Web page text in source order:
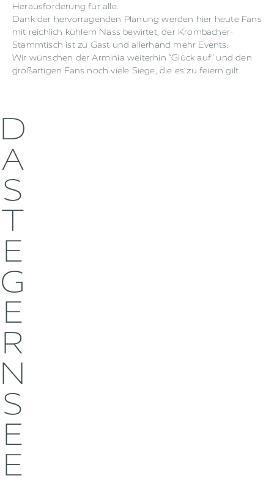
Herausforderung für alle.
Dank der hervorragenden Planung werden hier heute Fans
mit reichlich kühlem Nass bewirtet, der Krombacher-
Stammtisch ist zu Gast und allerhand mehr Events.
Wir wünschen der Arminia weiterhin “Glück auf” und den
großartigen Fans noch viele Siege, die es zu feiern gilt.
D
A
S
T
E
G
E
R
N
S
E
E